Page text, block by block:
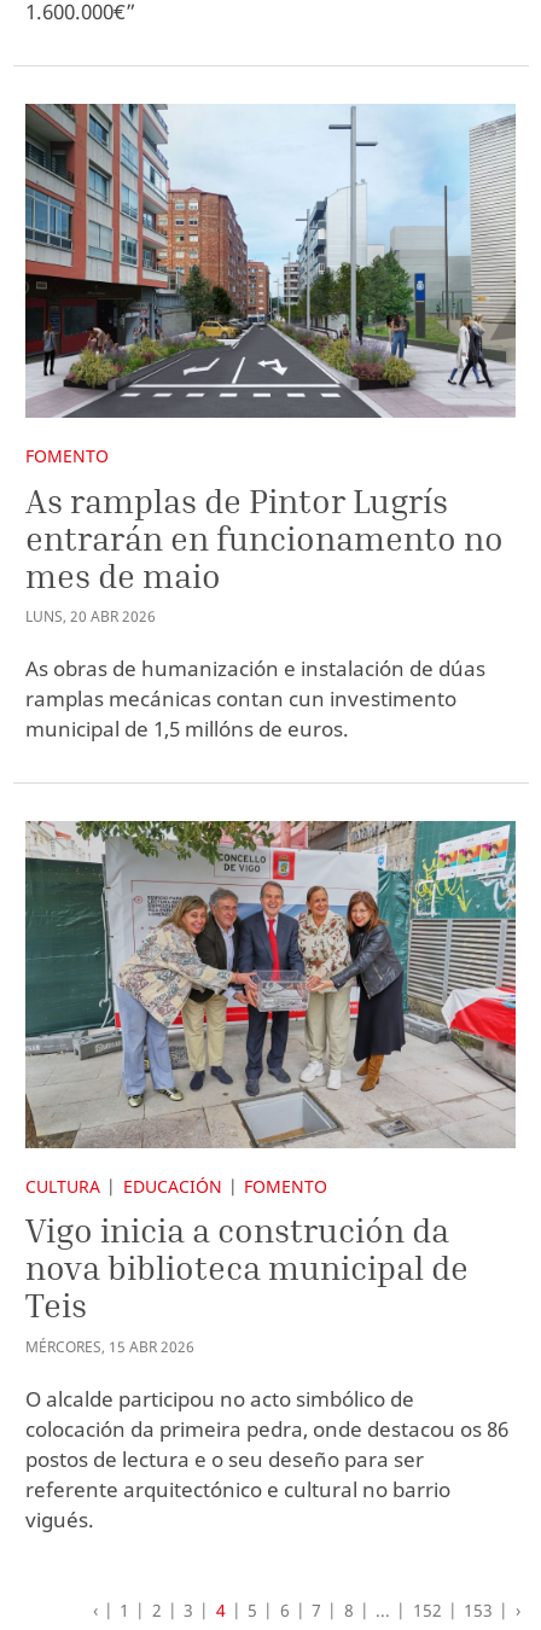
1.600.000€”
FOMENTO
As ramplas de Pintor Lugrís
entrarán en funcionamento no
mes de maio
LUNS, 20 ABR2026
As obras de humanización e instalación de dúas
ramplas mecánicas contan cun investimento
municipal de 1,5 millóns de euros.
CULTURA EDUCACIÓN FOMENTO
Vigo inicia a construción da
nova biblioteca municipal de
Teis
MÉRCORES, 15 ABR2026
O alcalde participou no acto simbólico de
colocación da primeira pedra, onde destacou os 86
postos de lectura e o seu deseño para ser
referente arquitectónico e cultural no barrio
vigués.
‹ 1 2 3 4 5 6 7 8 ... 152 153 ›